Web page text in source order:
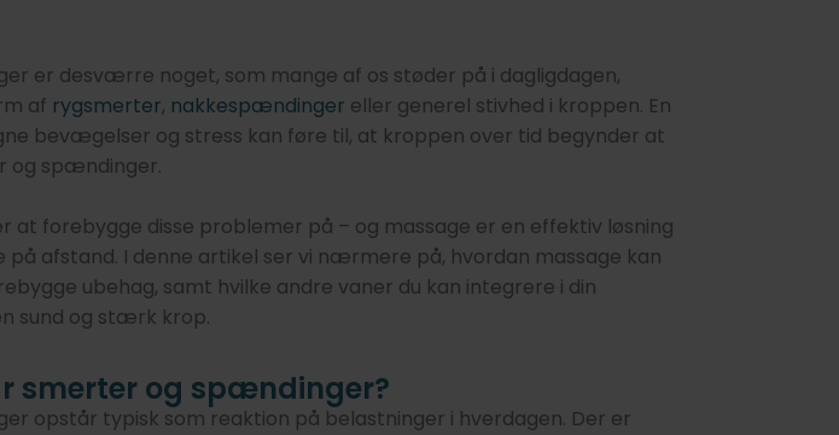
er desværre noget, som mange af os støder på i dagligdagen,
af rygsmerter, nakkespændinger eller generel stivhed i kroppen. En
bevægelser og stress kan føre til, at kroppen over tid begynder at
og spændinger.
at forebygge disse problemer på – og massage er en effektiv løsning
afstand. I denne artikel ser vi nærmere på, hvordan massage kan
ubehag, samt hvilke andre vaner du kan integrere i din
sund og stærk krop.
smerter og spændinger?
opstår typisk som reaktion på belastninger i hverdagen. Der er